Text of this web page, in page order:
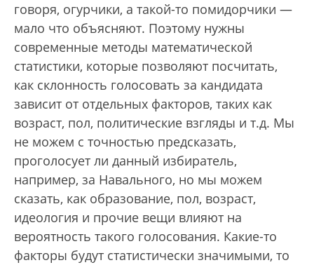
говоря, огурчики, а такой-то помидорчики —
мало что объясняют. Поэтому нужны
современные методы математической
статистики, которые позволяют посчитать,
как склонность голосовать за кандидата
зависит от отдельных факторов, таких как
возраст, пол, политические взгляды и т.д. Мы
не можем с точностью предсказать,
проголосует ли данный избиратель,
например, за Навального, но мы можем
сказать, как образование, пол, возраст,
идеология и прочие вещи влияют на
вероятность такого голосования. Какие-то
факторы будут статистически значимыми, то